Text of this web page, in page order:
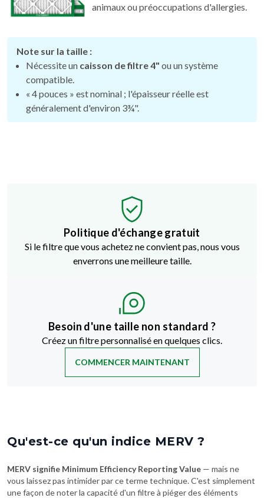
animaux ou préoccupations d'allergies.
Note sur la taille :
Nécessite un caisson de filtre 4" ou un système
compatible.
« 4 pouces » est nominal ; l'épaisseur réelle est
généralement d'environ 3¾".
Politique d'échange gratuit
Si le filtre que vous achetez ne convient pas, nous vous
enverrons une meilleure taille.
Besoin d'une taille non standard ?
Créez un filtre personnalisé en quelques clics.
COMMENCER MAINTENANT
Qu'est-ce qu'un indice MERV ?
MERV signifie Minimum Efficiency Reporting Value — mais ne
vous laissez pas intimider par ce terme technique. C'est simplement
une façon de noter la capacité d'un filtre à piéger des éléments